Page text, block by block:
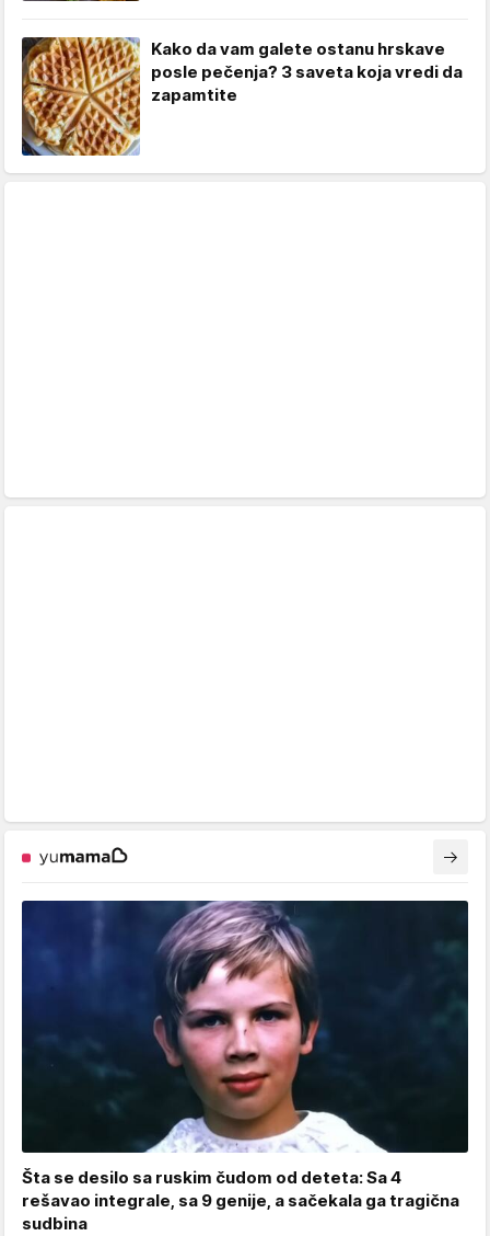
Kako da vam galete ostanu hrskave
posle pečenja? 3 saveta koja vredi da
zapamtite
Šta se desilo sa ruskim čudom od deteta: Sa 4
rešavao integrale, sa 9 genije, a sačekala ga tragična
sudbina